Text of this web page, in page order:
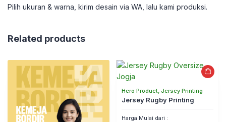
Pilih ukuran & warna, kirim desain via WA, lalu kami produksi.
Related products
Hero Product, Jersey Printing
Jersey Rugby Printing
Harga Mulai dari :